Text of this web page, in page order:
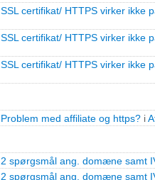
SSL certifikat/ HTTPS virker ikke
SSL certifikat/ HTTPS virker ikke
SSL certifikat/ HTTPS virker ikke
Problem med affiliate og https? i
2 spørgsmål ang. domæne samt
2 spørgsmål ang. domæne samt